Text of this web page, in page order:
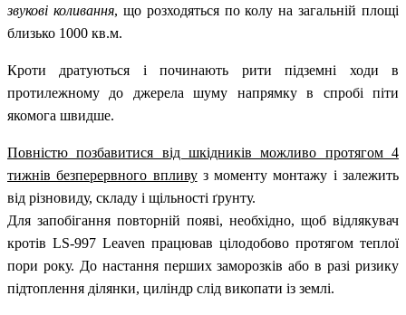
звукові коливання, що розходяться по колу на загальній площі
близько 1000 кв.м.
Кроти дратуються і починають рити підземні ходи в
протилежному до джерела шуму напрямку в спробі піти
якомога швидше.
Повністю позбавитися від шкідників можливо протягом 4
тижнів безперервного впливуз моменту монтажу і залежить
від різновиду, складу і щільності ґрунту.
Для запобігання повторній появі, необхідно, щоб відлякувач
кротів LS-997 Leaven працював цілодобово протягом теплої
пори року. До настання перших заморозків або в разі ризику
підтоплення ділянки, циліндр слід викопати із землі.